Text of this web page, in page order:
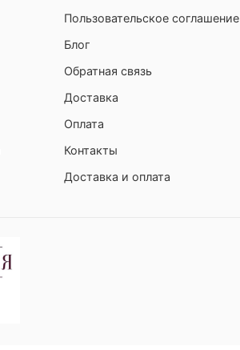
Пользовательское соглашение
Блог
Обратная связь
Доставка
Оплата
Контакты
Доставка и оплата